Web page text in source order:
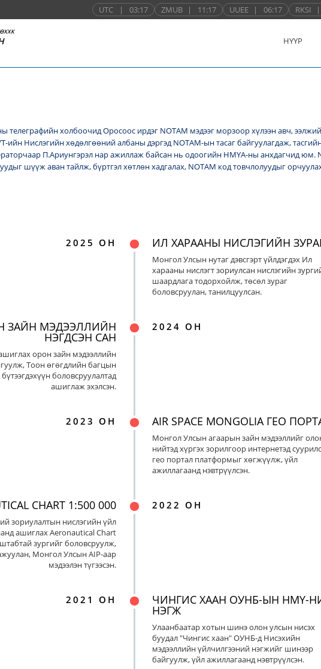
UTC | 03:17 ZMUB | 11:17 UUEE | 06:17 RKSI |
НҮҮР
телеграфийн холбоочид Оросоос ирдэг NОТАМ мэдээг морзоор хүлээн авч,
ийн Нислэгийн хөдөлгөөний албаны дэргэд NОТАМ-ын тасаг байгуулагдаж,
П.Ариунгэрэл нар ажиллаж байсан нь одоогийн НМҮА-ны анхдагчид юм.
шүүж аван тайлж, бүртгэл хөтлөн хадгалах, NОТАМ код товчлолуудыг
2025 ОН ИЛ ХАРААНЫ НИСЛЭГИЙН
Монгол Улсын нутаг дэвсгэрт үйлдэгдэх Ил
харааны нислэгт зориулсан нислэгийн
шаардлага тодорхойлж, төсөл зураг
боловсруулан, танилцуулсан.
2024 ОН
ЗАЙН МЭДЭЭЛЛИЙН
НЭГДСЭН САН
орон зайн мэдээллийн
Тоон өгөгдлийн багцын
боловсруулалтад
ашиглаж эхэлсэн.
2023 ОН AIR SPACE MONGOLIA ГЕО
Монгол Улсын агаарын зайн мэдээллийг
нийтэд хүргэх зорилгоор интернетэд
гео портал платформыг хөгжүүлж, үйл
ажиллагаанд нэвтрүүлсэн.
2022 ОН
CHART 1:500 000
зориулалтын нислэгийн үйл
ашиглах Aeronautical Chart
зургийг боловсруулж,
Монгол Улсын AIP-аар
мэдээлэн түгээсэн.
2021 ОН ЧИНГИС ХААН ОУНБ-ЫН НМҮ-
НЭГЖ
Улаанбаатар хотын шинэ олон улсын нисэх
буудал "Чингис хаан" ОУНБ-д Нисэхийн
мэдээллийн үйлчилгээний нэгжийг шинээр
байгуулж, үйл ажиллагаанд нэвтрүүлсэн.